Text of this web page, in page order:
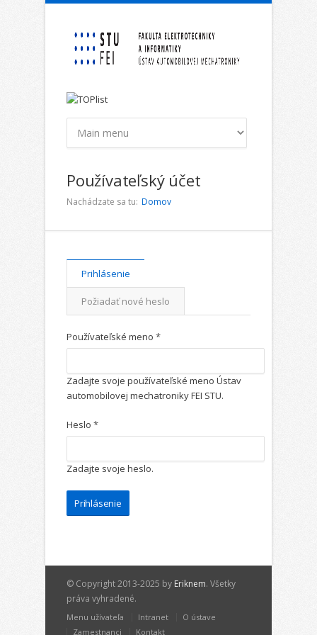
Skočiť na hlavný obsah
Používateľský účet
Nachádzate sa tu: Domov
Primárne karty
Prihlásenie(aktívna
karta)
Požiadať nové heslo
Používateľské meno *
Zadajte svoje používateľské meno Ústav
automobilovej mechatroniky FEI STU.
Heslo *
Zadajte svoje heslo.
© Copyright 2013-2025 by Eriknem. Všetky
práva vyhradené.
Menu užívateľa Intranet
O ústave
Zamestnanci
Kontakt